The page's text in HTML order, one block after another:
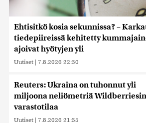
Ehtisitkö kosia sekunnissa? –
tiedepiireissä kehitetty
ajoivat hyötyjen yli
Uutiset | 7.8.2026 22:30
Reuters: Ukraina on tuhonnut yli
miljoona neliömetriä Wildberriesin
varastotilaa
Uutiset | 7.8.2026 21:55